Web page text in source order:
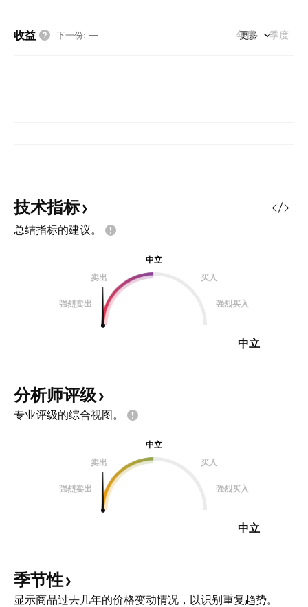
收益 下一份: — 年度 季度
更多
技术指标
总结指标的建议。
中立
卖出
买入
强烈卖出 强烈买入
中立
分析师评级
专业评级的综合视图。
中立
卖出
买入
强烈卖出 强烈买入
中立
季节性
显示商品过去几年的价格变动情况，以识别重复趋势。